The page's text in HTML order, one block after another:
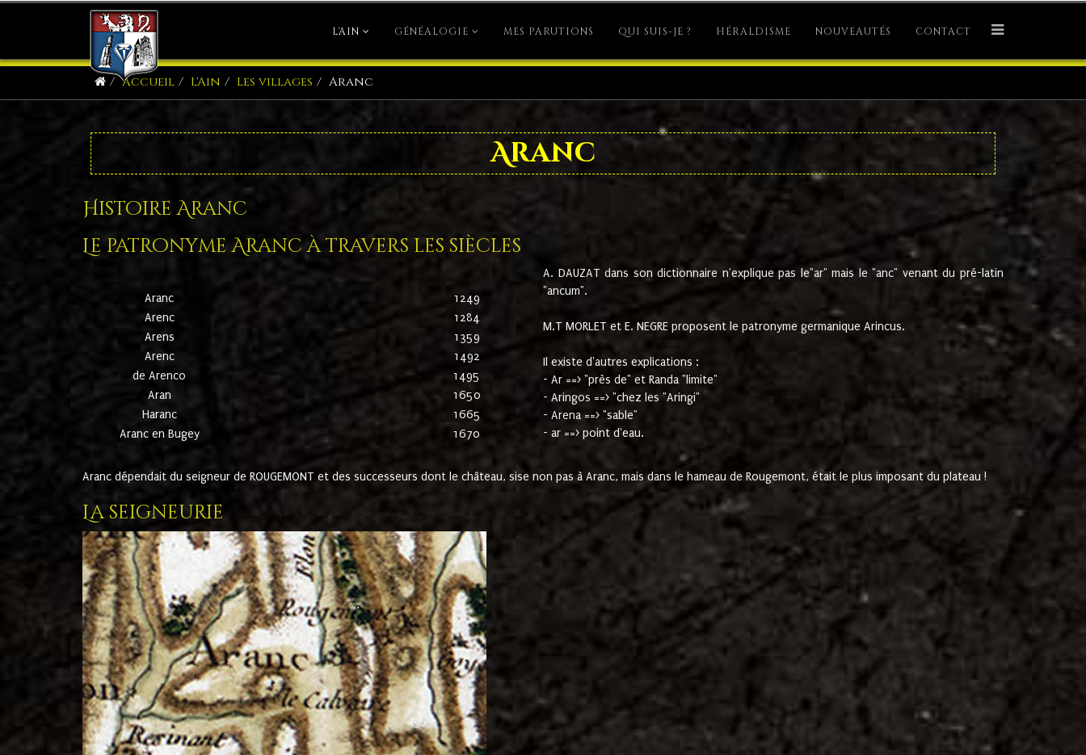
L'AIN GÉNÉALOGIE MES PARUTIONS QUI SUIS-JE ? HÉRALDISME NOUVEAUTÉS CONTACT
Accueil L'Ain Les villages Aranc
Aranc
Histoire Aranc
Le patronyme Aranc à travers les siècles
Aranc
1249
Arenc
1284
Arens
1359
Arenc
1492
de Arenco
1495
Aran
1650
Haranc
1665
Aranc en Bugey
1670
A. DAUZAT dans son dictionnaire n'explique pas le"ar" mais le "anc" venant du pré-latin
"ancum".
M.T MORLET et E. NEGRE proposent le patronyme germanique Arincus.
Il existe d'autres explications :
- Ar ==> "près de" et Randa "limite"
- Aringos ==> "chez les "Aringi"
- Arena ==> "sable"
- ar ==> point d'eau.
Aranc dépendait du seigneur de ROUGEMONT et des successeurs dont le château, sise non pas à Aranc, mais dans le hameau de Rougemont, était le plus imposant du plateau !
La seigneurie